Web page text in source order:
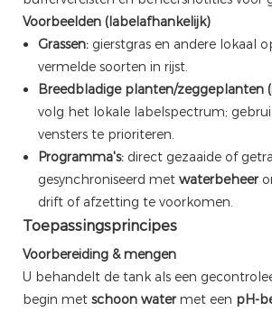
Voorbeelden (labelafhankelijk)
Grassen:gierstgras en andere lokaal
vermelde soorten in rijst.
Breedbladige planten/zeggeplanten
volg het lokale labelspectrum;
vensters te prioriteren.
Programma's:direct gezaaide of
gesynchroniseerd met waterbeheer
drift of afzetting te voorkomen.
Toepassingsprincipes
Voorbereiding & mengen
U behandelt de tank als een
begin met schoon watermet een pH-